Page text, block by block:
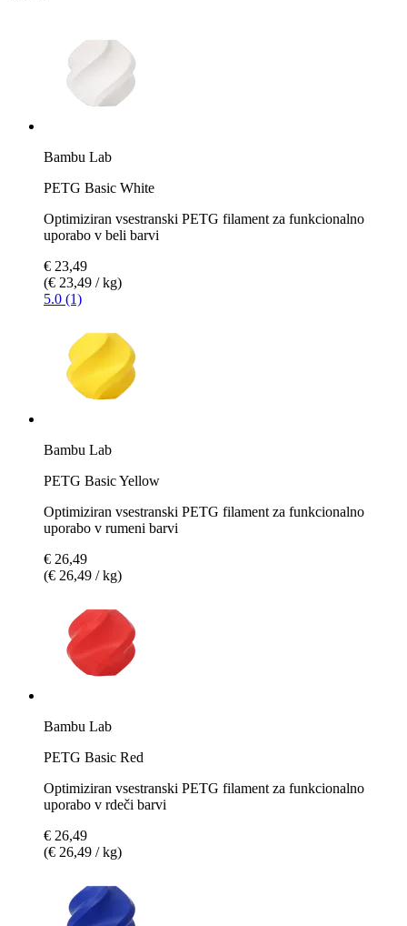
Bambu Lab
PETG Basic White
Optimiziran vsestranski PETG filament za funkcionalno
uporabo v beli barvi
€ 23,49
(€ 23,49 / kg)
5.0 (1)
Bambu Lab
PETG Basic Yellow
Optimiziran vsestranski PETG filament za funkcionalno
uporabo v rumeni barvi
€ 26,49
(€ 26,49 / kg)
Bambu Lab
PETG Basic Red
Optimiziran vsestranski PETG filament za funkcionalno
uporabo v rdeči barvi
€ 26,49
(€ 26,49 / kg)